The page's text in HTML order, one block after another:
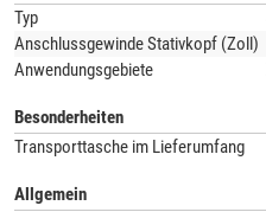
Typ
Anschlussgewinde Stativkopf (Zoll)
Anwendungsgebiete
Besonderheiten
Transporttasche im Lieferumfang
Allgemein